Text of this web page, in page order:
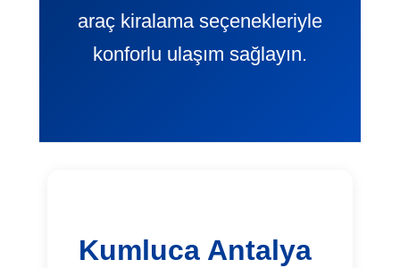
araç kiralama seçenekleriyle
konforlu ulaşım sağlayın.
Kumluca Antalya